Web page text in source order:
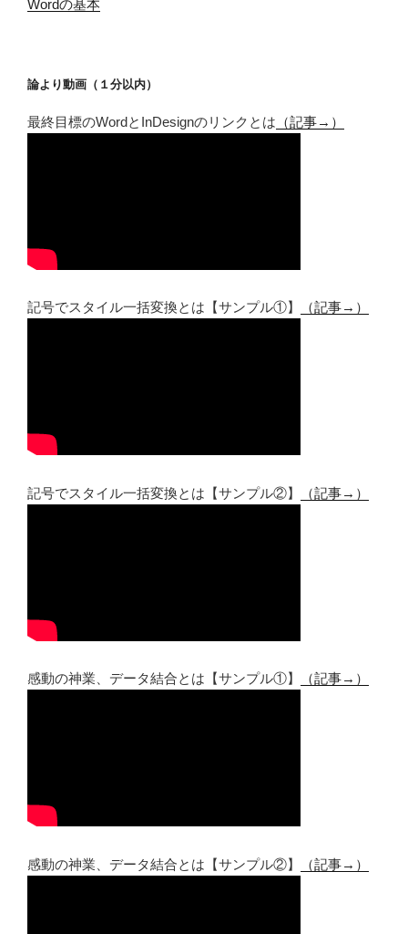
Wordの基本
論より動画（１分以内）
最終目標のWordとInDesignのリンクとは （記事→）
記号でスタイル一括変換とは【サンプル①】 （記事→）
記号でスタイル一括変換とは【サンプル②】 （記事→）
感動の神業、データ結合とは【サンプル①】 （記事→）
感動の神業、データ結合とは【サンプル②】 （記事→）